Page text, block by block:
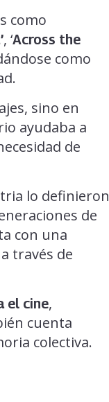
como
, ‘Across the
como
sino en
ayudaba a
de
lo definieron
de
con una
través de
el cine,
cuenta
colectiva.